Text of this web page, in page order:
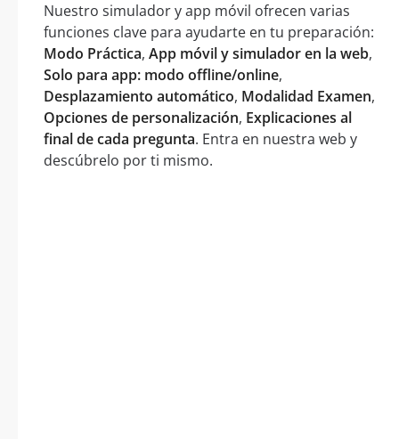
Nuestro simulador y app móvil ofrecen varias
funciones clave para ayudarte en tu preparación:
Modo Práctica, App móvil y simulador en la web,
Solo para app: modo offline/online,
Desplazamiento automático, Modalidad Examen,
Opciones de personalización, Explicaciones al
final de cada pregunta. Entra en nuestra web y
descúbrelo por ti mismo.